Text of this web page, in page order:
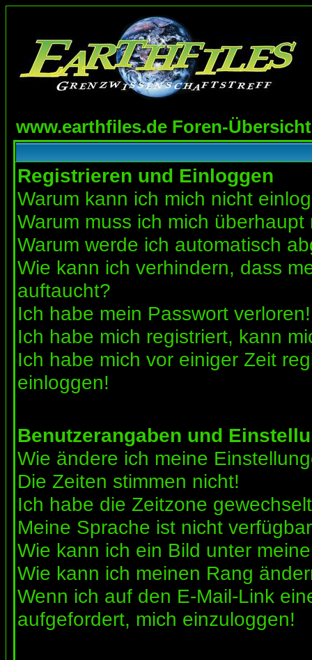
www.earthfiles.de Foren-Übersicht
Registrieren und Einloggen
Warum kann ich mich nicht
Warum muss ich mich überhaupt
Warum werde ich automatisch
Wie kann ich verhindern, dass
auftaucht?
Ich habe mein Passwort verloren!
Ich habe mich registriert, kann
Ich habe mich vor einiger Zeit
einloggen!
Benutzerangaben und
Wie ändere ich meine
Die Zeiten stimmen nicht!
Ich habe die Zeitzone
Meine Sprache ist nicht
Wie kann ich ein Bild unter
Wie kann ich meinen Rang
Wenn ich auf den E-Mail-Link
aufgefordert, mich einzuloggen!